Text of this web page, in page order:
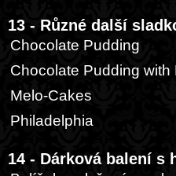
13 - Různé další
Chocolate Pudding
Chocolate Pudding
Melo-Cakes
Philadelphia
14 - Dárková balení s